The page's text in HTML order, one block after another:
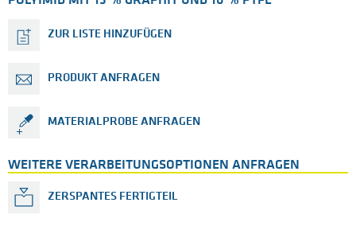
ZUR LISTE HINZUFÜGEN
PRODUKT ANFRAGEN
MATERIALPROBE ANFRAGEN
WEITERE VERARBEITUNGSOPTIONEN ANFRAGEN
ZERSPANTES FERTIGTEIL